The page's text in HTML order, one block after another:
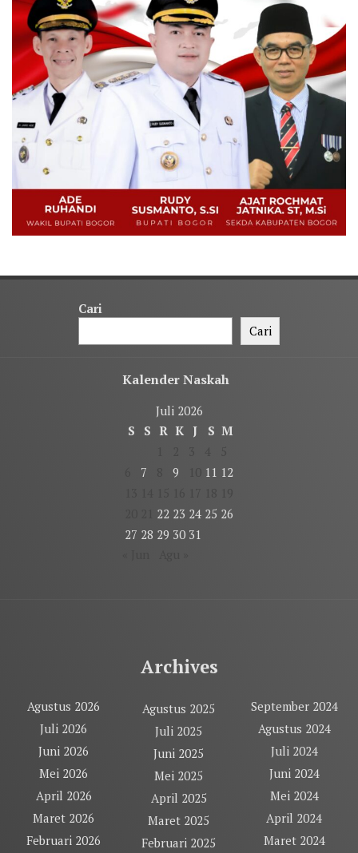
Cari
Cari
Kalender Naskah
Juli 2026
S
S R K J S M
7 9 11 12
22 23 24 25 26
27 28 29 30 31
Archives
Agustus 2026
Juli 2026
Juni 2026
Mei 2026
April 2026
Maret 2026
Februari 2026
Agustus 2025
Juli 2025
Juni 2025
Mei 2025
April 2025
Maret 2025
Februari 2025
September 2024
Agustus 2024
Juli 2024
Juni 2024
Mei 2024
April 2024
Maret 2024